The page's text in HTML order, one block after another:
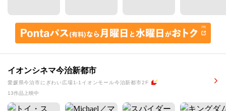
イオンシネマ今治新都市
愛媛県今治市にぎわい広場1-1イオンモール今治新都市2F
13作品上映中